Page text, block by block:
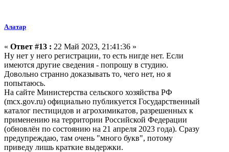
Алатар
« Ответ #13 : 22 Май 2023, 21:41:36 »
Ну нет у него регистрации, то есть нигде нет. Если
имеются другие сведения - попрошу в студию.
Довольно странно доказывать то, чего нет, но я
попытаюсь.
На сайте Министерства сельского хозяйства РФ
(mcx.gov.ru) официально публикуется Государственный
каталог пестицидов и агрохимикатов, разрешенных к
применению на территории Российской Федерации
(обновлён по состоянию на 21 апреля 2023 года). Сразу
предупреждаю, там очень "много букв", потому
приведу лишь краткие выдержки.